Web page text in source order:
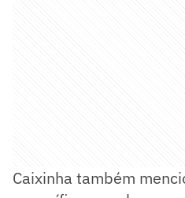
Caixinha também